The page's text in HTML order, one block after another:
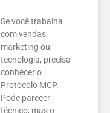
Se você trabalha
com vendas,
marketing ou
tecnologia, precisa
conhecer o
Protocolo MCP.
Pode parecer
técnico, mas o